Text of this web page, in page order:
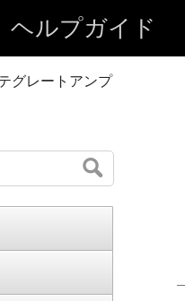
ヘルプガイド
グレートアンプ